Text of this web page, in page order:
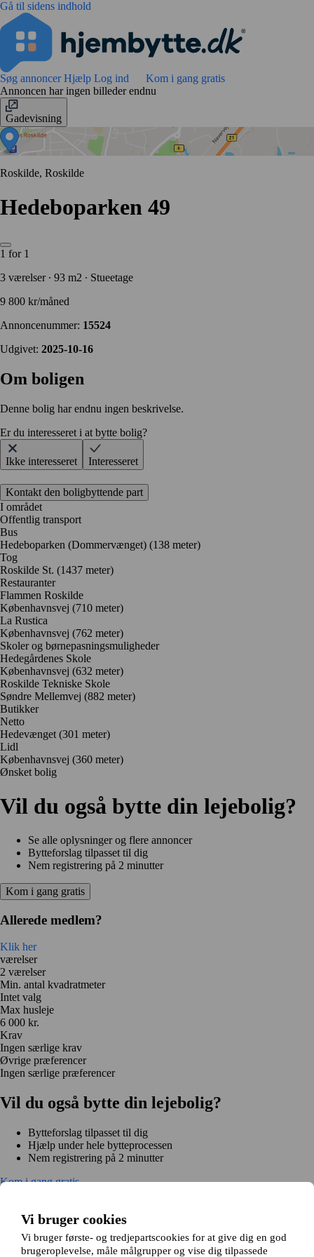
Gå til sidens indhold
Vi bruger cookies
Vi bruger første- og tredjepartscookies for at give dig en god
brugeroplevelse, måle målgrupper og vise dig tilpassede
Søg annoncerHjælp Log ind
Kom i gang gratis
Annoncen har ingen billeder endnu
Gadevisning
Roskilde, Roskilde
Hedeboparken 49
1 for 1
3 værelser ∙ 93 m2 ∙ Stueetage
9 800 kr/måned
Annoncenummer: 15524
Udgivet: 2025-10-16
Om boligen
Denne bolig har endnu ingen beskrivelse.
Er du interesseret i at bytte bolig?
Ikke interesseret Interesseret
Kontakt den boligbyttende part
I området
Offentlig transport
Bus
Hedeboparken (Dommervænget) (138 meter)
Tog
Roskilde St. (1437 meter)
Restauranter
Flammen Roskilde
Københavnsvej (710 meter)
La Rustica
Københavnsvej (762 meter)
Skoler og børnepasningsmuligheder
Hedegårdenes Skole
Københavnsvej (632 meter)
Roskilde Tekniske Skole
Søndre Mellemvej (882 meter)
Butikker
Netto
Hedevænget (301 meter)
Lidl
Københavnsvej (360 meter)
Ønsket bolig
Vil du også bytte din lejebolig?
Se alle oplysninger og flere annoncer
Bytteforslag tilpasset til dig
Nem registrering på 2 minutter
Kom i gang gratis
Allerede medlem?
Klik her
værelser
2 værelser
Min. antal kvadratmeter
Intet valg
Max husleje
6 000 kr.
Krav
Ingen særlige krav
Øvrige præferencer
Ingen særlige præferencer
Vil du også bytte din lejebolig?
Bytteforslag tilpasset til dig
Hjælp under hele bytteprocessen
Nem registrering på 2 minutter
Kom i gang gratis
Læs mere
Nyheder og tips
Om Hjembytte.dk